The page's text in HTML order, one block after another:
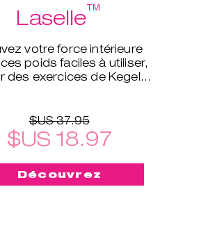
Laselle™
votre force intérieure
poids faciles à utiliser,
des exercices de Kegel
$US 37.95
$US 18.97
Découvrez